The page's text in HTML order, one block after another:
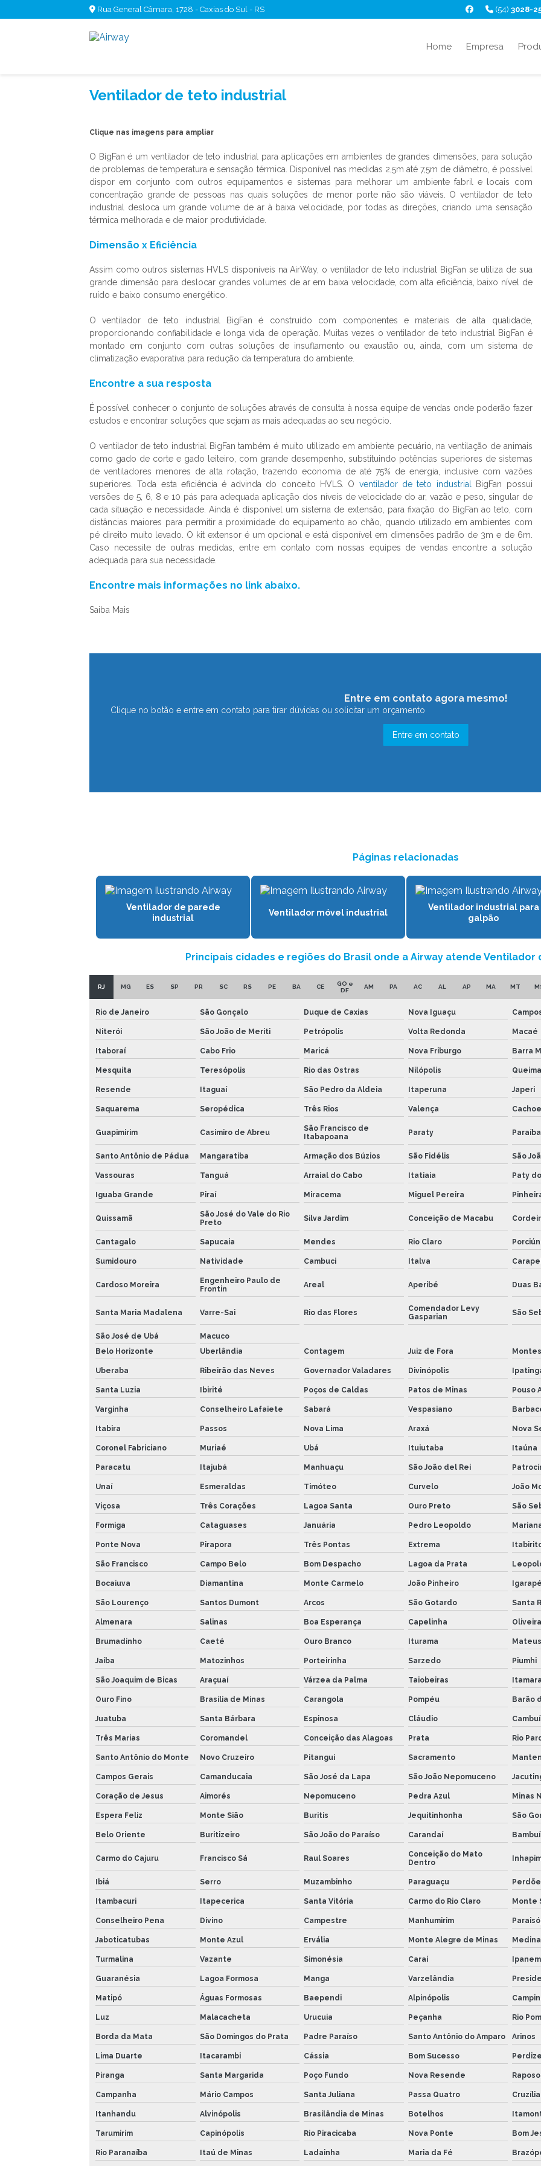
Rua General Câmara, 1728 - Caxias do Sul - RS (54) 3028-
Home Empresa
Ventilador de teto industrial
Clique nas imagens para ampliar
O BigFan é um ventilador de teto industrial
para aplicações em ambientes de grandes dimensões, para solução
de problemas de temperatura e sensação térmica. Disponível nas medidas 2,5m até 7,5m de diâmetro, é possível
dispor em conjunto com outros equipamentos e sistemas para melhorar um ambiente fabril e locais com
concentração grande de pessoas nas quais soluções de menor porte não são viáveis. Oventilador de teto
industrial
desloca um grande volume de ar à baixa velocidade, por todas as direções, criando uma sensação
térmica melhorada e de maior produtividade.
Dimensão x Eficiência
Assim como outros sistemas HVLS disponíveis na AirWay, o ventilador de teto industrial
BigFan se utiliza de sua
grande dimensão para deslocar grandes volumes de ar em baixa velocidade, com alta eficiência, baixo nível de
ruído e baixo consumo energético.
Oventilador de teto industrial
BigFan é construído com componentes e materiais de alta qualidade,
proporcionando confiabilidade e longa vida de operação. Muitas vezes oventilador de teto industrial
BigFan é
montado em conjunto com outras soluções de insuflamento ou exaustão ou, ainda, com um sistema de
climatização evaporativa para redução da temperatura do ambiente.
Encontre a sua resposta
É possível conhecer o conjunto de soluções através de consulta à nossa equipe de vendas onde poderão fazer
estudos e encontrar soluções que sejam as mais adequadas ao seu negócio.
O ventilador de teto industrial
BigFan também é muito utilizado em ambiente pecuário, na ventilação de animais
como gado de corte e gado leiteiro, com grande desempenho, substituindo potências superiores de sistemas
de ventiladores menores de alta rotação, trazendo economia de até 75% de energia, inclusive com vazões
superiores. Toda esta eficiência é advinda do conceito HVLS. O ventilador de teto industrial
BigFan possui
versões de 5, 6, 8 e 10 pás para adequada aplicação dos níveis de velocidade do ar, vazão e peso, singular de
cada situação e necessidade. Ainda é disponível um sistema de extensão, para fixação do BigFan ao teto, com
distâncias maiores para permitir a proximidade do equipamento ao chão, quando utilizado em ambientes com
pé direito muito levado. O kit extensor é um opcional e está disponível em dimensões padrão de 3m e de 6m.
Caso necessite de outras medidas, entre em contato com nossas equipes de vendas encontre a solução
adequada para sua necessidade.
Encontre mais informações no link abaixo.
Saiba Mais
Entre em contato agora mesmo!
Clique no botão e entre em contato para tirar dúvidas ou solicitar um orçamento
Entre em contato
Páginas relacionadas
Ventilador de parede
industrial
Ventilador móvel industrial
Ventilador industrial para
galpão
Principais cidades e regiões do Brasil onde a Airway atende
RJ MG ES SP PR SC RS PE BA CE
GO e
DF
AM PA AC AL AP MA MT
Rio de Janeiro São Gonçalo Duque de Caxias Nova Iguaçu
Niterói São João de Meriti Petrópolis Volta Redonda Macaé
Itaboraí Cabo Frio Maricá Nova Friburgo Barra
Mesquita Teresópolis Rio das Ostras Nilópolis
Resende Itaguaí São Pedro da Aldeia Itaperuna Japeri
Saquarema Seropédica Três Rios Valença
Guapimirim Casimiro de Abreu
São Francisco de
Itabapoana
Paraty
Santo Antônio de Pádua Mangaratiba Armação dos Búzios São Fidélis São
Vassouras Tanguá Arraial do Cabo Itatiaia Paty
Iguaba Grande Piraí Miracema Miguel Pereira
Quissamã
São José do Vale do Rio
Preto
Silva Jardim Conceição de Macabu
Cantagalo Sapucaia Mendes Rio Claro
Sumidouro Natividade Cambuci Italva
Cardoso Moreira
Engenheiro Paulo de
Frontin
Areal Aperibé Duas
Santa Maria Madalena Varre-Sai Rio das Flores
Comendador Levy
Gasparian
São
São José de Ubá
Macuco
Belo Horizonte
Uberlândia Contagem Juiz de Fora
Uberaba Ribeirão das Neves Governador Valadares Divinópolis
Santa Luzia Ibirité Poços de Caldas Patos de Minas Pouso
Varginha Conselheiro Lafaiete Sabará Vespasiano
Itabira Passos Nova Lima Araxá Nova
Coronel Fabriciano Muriaé Ubá Ituiutaba Itaúna
Paracatu Itajubá Manhuaçu São João del Rei
Unaí Esmeraldas Timóteo Curvelo João
Viçosa Três Corações Lagoa Santa Ouro Preto São
Formiga Cataguases Januária Pedro Leopoldo
Ponte Nova Pirapora Três Pontas Extrema
São Francisco Campo Belo Bom Despacho Lagoa da Prata
Bocaiuva Diamantina Monte Carmelo João Pinheiro Igarapé
São Lourenço Santos Dumont Arcos São Gotardo Santa
Almenara Salinas Boa Esperança Capelinha Oliveira
Brumadinho Caeté Ouro Branco Iturama
Jaíba Matozinhos Porteirinha Sarzedo Piumhi
São Joaquim de Bicas Araçuaí Várzea da Palma Taiobeiras
Ouro Fino Brasília de Minas Carangola Pompéu Barão
Juatuba Santa Bárbara Espinosa Cláudio Cambuí
Três Marias Coromandel Conceição das Alagoas Prata Rio
Santo Antônio do Monte Novo Cruzeiro Pitangui Sacramento
Campos Gerais Camanducaia São José da Lapa São João Nepomuceno
Coração de Jesus Aimorés Nepomuceno Pedra Azul Minas
Espera Feliz Monte Sião Buritis Jequitinhonha São
Belo Oriente Buritizeiro São João do Paraíso Carandaí Bambuí
Carmo do Cajuru Francisco Sá Raul Soares
Conceição do Mato
Dentro
Ibiá Serro Muzambinho Paraguaçu
Itambacuri Itapecerica Santa Vitória Carmo do Rio Claro Monte
Conselheiro Pena Divino Campestre Manhumirim
Jaboticatubas Monte Azul Ervália Monte Alegre de Minas Medina
Turmalina Vazante Simonésia Caraí
Guaranésia Lagoa Formosa Manga Varzelândia
Matipó Águas Formosas Baependi Alpinópolis
Luz Malacacheta Urucuia Peçanha Rio
Borda da Mata São Domingos do Prata Padre Paraíso Santo Antônio do Amparo Arinos
Lima Duarte Itacarambi Cássia Bom Sucesso
Piranga Santa Margarida Poço Fundo Nova Resende
Campanha Mário Campos Santa Juliana Passa Quatro Cruzília
Itanhandu Alvinópolis Brasilândia de Minas Botelhos
Tarumirim Capinópolis Rio Piracicaba Nova Ponte Bom
Rio Paranaíba Itaú de Minas Ladainha Maria da Fé